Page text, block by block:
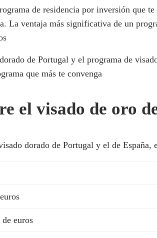
de residencia por inversión que
La ventaja más significativa de un
de Portugal y el programa de
que más te convenga
el visado de oro
dorado de Portugal y el de España,
euros